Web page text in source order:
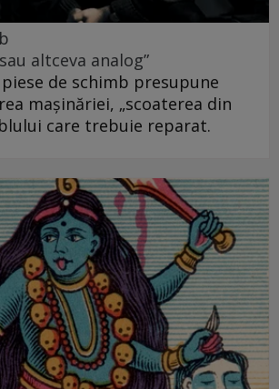
altceva analog”
de schimb presupune
mașinăriei, „scoaterea din
care trebuie reparat.